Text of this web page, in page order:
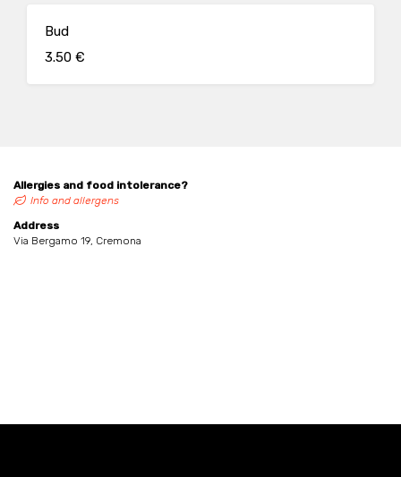
Bud
3.50 €
Allergies and food intolerance?
Info and allergens
Address
Via Bergamo 19, Cremona